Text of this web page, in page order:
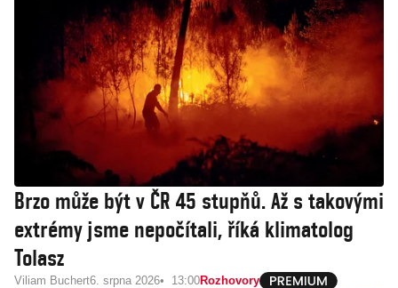
Brzo může být v ČR 45 stupňů. Až s takovými
extrémy jsme nepočítali, říká klimatolog
Tolasz
Viliam Buchert6. srpna 2026 13:00Rozhovory